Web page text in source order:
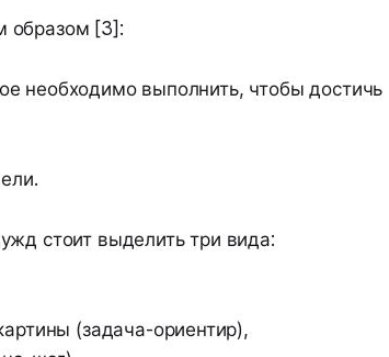
образом [3]:
необходимо выполнить, чтобы достичь
стоит выделить три вида:
(задача-ориентир),